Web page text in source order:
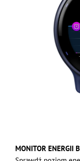
MONITOR ENERGII